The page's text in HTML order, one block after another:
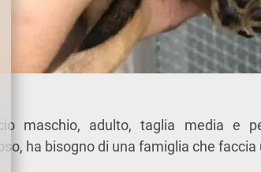
maschio, adulto, taglia media e
ha bisogno di una famiglia che faccia